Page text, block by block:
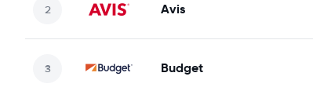
Avis
Budget